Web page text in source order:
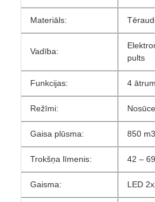
Materiāls:
Vadība:
pults
Funkcijas: 4
Režīmi:
Gaisa plūsma: 850
Trokšņa līmenis: 42 –
Gaisma: LED